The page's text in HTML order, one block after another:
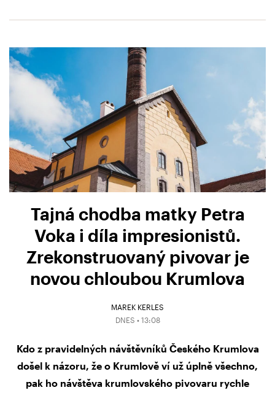
Tajná chodba matky Petra
Voka i díla impresionistů.
Zrekonstruovaný pivovar je
novou chloubou Krumlova
MAREK KERLES
DNES • 13:08
Kdo z pravidelných návštěvníků Českého Krumlova
došel k názoru, že o Krumlově ví už úplně všechno,
pak ho návštěva krumlovského pivovaru rychle